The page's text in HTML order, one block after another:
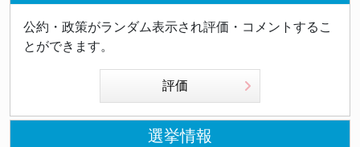
公約・政策がランダム表示され評価・コメントするこ
とができます。
評価
選挙情報